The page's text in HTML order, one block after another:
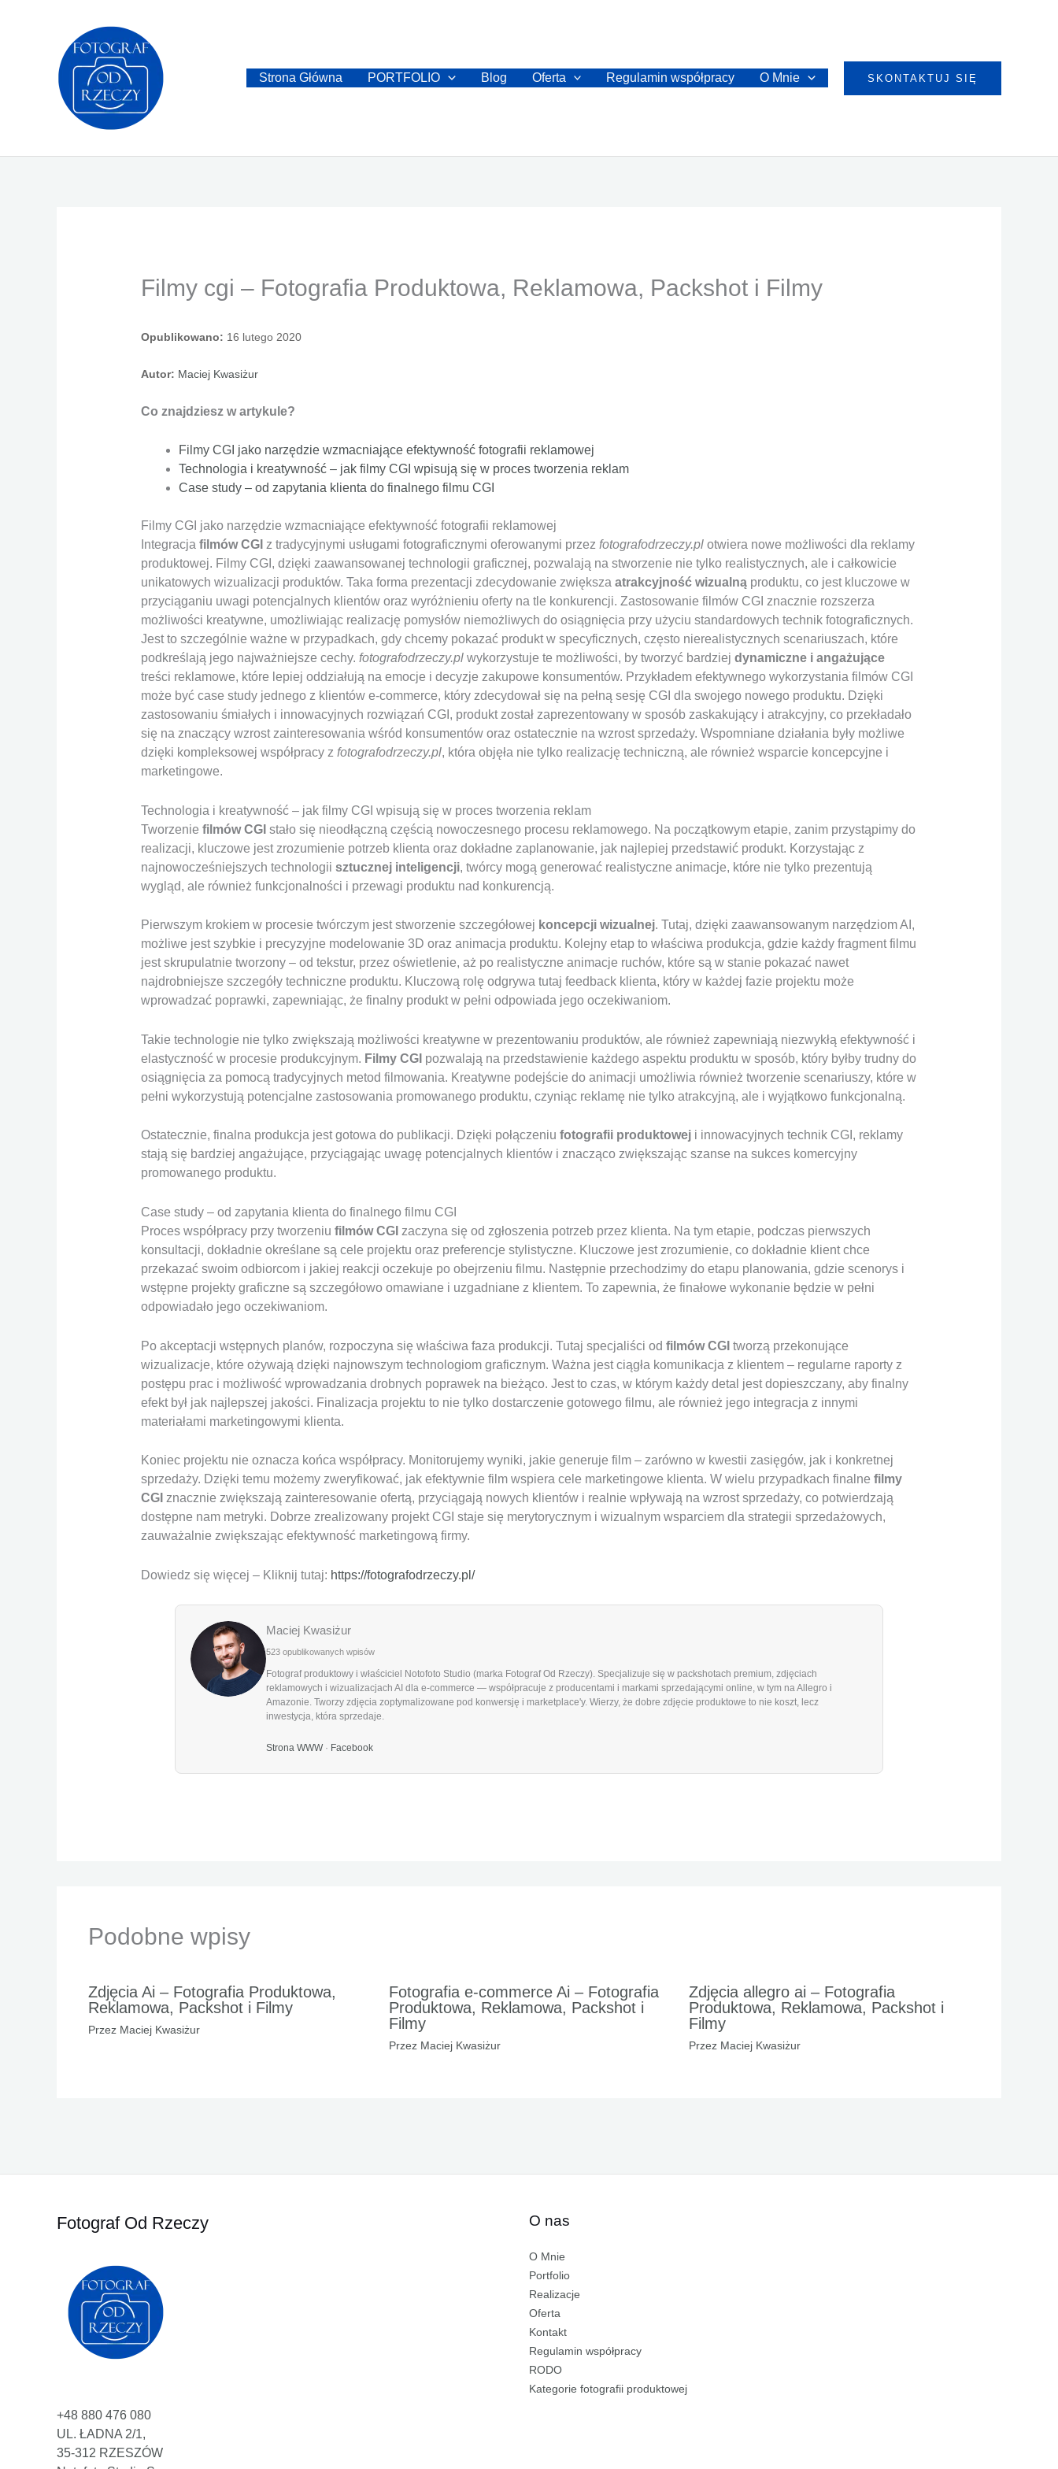
Strona Główna PORTFOLIO Blog Oferta Regulamin współpracy O Mnie SKONTAKTUJ SIĘ
Filmy cgi – Fotografia Produktowa, Reklamowa, Packshot i Filmy
Opublikowano: 16 lutego 2020
Autor: Maciej Kwasiżur
Co znajdziesz w artykule?
Filmy CGI jako narzędzie wzmacniające efektywność fotografii reklamowej
Technologia i kreatywność – jak filmy CGI wpisują się w proces tworzenia reklam
Case study – od zapytania klienta do finalnego filmu CGI
Filmy CGI jako narzędzie wzmacniające efektywność fotografii reklamowej
Integracja filmów CGI z tradycyjnymi usługami fotograficznymi oferowanymi przez fotografodrzeczy.plotwiera nowe możliwości dla reklamy
produktowej. Filmy CGI, dzięki zaawansowanej technologii graficznej, pozwalają na stworzenie nie tylko realistycznych, ale i całkowicie
unikatowych wizualizacji produktów. Taka forma prezentacji zdecydowanie zwiększa atrakcyjność wizualnąproduktu, co jest kluczowe w
przyciąganiu uwagi potencjalnych klientów oraz wyróżnieniu oferty na tle konkurencji. Zastosowanie filmów CGI znacznie rozszerza
możliwości kreatywne, umożliwiając realizację pomysłów niemożliwych do osiągnięcia przy użyciu standardowych technik fotograficznych.
Jest to szczególnie ważne w przypadkach, gdy chcemy pokazać produkt w specyficznych, często nierealistycznych scenariuszach, które
podkreślają jego najważniejsze cechy. fotografodrzeczy.plwykorzystuje te możliwości, by tworzyć bardziej dynamiczne i angażujące
treści reklamowe, które lepiej oddziałują na emocje i decyzje zakupowe konsumentów. Przykładem efektywnego wykorzystania filmów CGI
może być case study jednego z klientów e-commerce, który zdecydował się na pełną sesję CGI dla swojego nowego produktu. Dzięki
zastosowaniu śmiałych i innowacyjnych rozwiązań CGI, produkt został zaprezentowany w sposób zaskakujący i atrakcyjny, co przekładało
się na znaczący wzrost zainteresowania wśród konsumentów oraz ostatecznie na wzrost sprzedaży. Wspomniane działania były możliwe
dzięki kompleksowej współpracy z fotografodrzeczy.pl, która objęła nie tylko realizację techniczną, ale również wsparcie koncepcyjne i
marketingowe.
Technologia i kreatywność – jak filmy CGI wpisują się w proces tworzenia reklam
Tworzenie filmów CGI stało się nieodłączną częścią nowoczesnego procesu reklamowego. Na początkowym etapie, zanim przystąpimy do
realizacji, kluczowe jest zrozumienie potrzeb klienta oraz dokładne zaplanowanie, jak najlepiej przedstawić produkt. Korzystając z
najnowocześniejszych technologii sztucznej inteligencji, twórcy mogą generować realistyczne animacje, które nie tylko prezentują
wygląd, ale również funkcjonalności i przewagi produktu nad konkurencją.
Pierwszym krokiem w procesie twórczym jest stworzenie szczegółowej koncepcji wizualnej. Tutaj, dzięki zaawansowanym narzędziom AI,
możliwe jest szybkie i precyzyjne modelowanie 3D oraz animacja produktu. Kolejny etap to właściwa produkcja, gdzie każdy fragment filmu
jest skrupulatnie tworzony – od tekstur, przez oświetlenie, aż po realistyczne animacje ruchów, które są w stanie pokazać nawet
najdrobniejsze szczegóły techniczne produktu. Kluczową rolę odgrywa tutaj feedback klienta, który w każdej fazie projektu może
wprowadzać poprawki, zapewniając, że finalny produkt w pełni odpowiada jego oczekiwaniom.
Takie technologie nie tylko zwiększają możliwości kreatywne w prezentowaniu produktów, ale również zapewniają niezwykłą efektywność i
elastyczność w procesie produkcyjnym. Filmy CGI pozwalają na przedstawienie każdego aspektu produktu w sposób, który byłby trudny do
osiągnięcia za pomocą tradycyjnych metod filmowania. Kreatywne podejście do animacji umożliwia również tworzenie scenariuszy, które w
pełni wykorzystują potencjalne zastosowania promowanego produktu, czyniąc reklamę nie tylko atrakcyjną, ale i wyjątkowo funkcjonalną.
Ostatecznie, finalna produkcja jest gotowa do publikacji. Dzięki połączeniu fotografii produktoweji innowacyjnych technik CGI, reklamy
stają się bardziej angażujące, przyciągając uwagę potencjalnych klientów i znacząco zwiększając szanse na sukces komercyjny
promowanego produktu.
Case study – od zapytania klienta do finalnego filmu CGI
Proces współpracy przy tworzeniu filmów CGI zaczyna się od zgłoszenia potrzeb przez klienta. Na tym etapie, podczas pierwszych
konsultacji, dokładnie określane są cele projektu oraz preferencje stylistyczne. Kluczowe jest zrozumienie, co dokładnie klient chce
przekazać swoim odbiorcom i jakiej reakcji oczekuje po obejrzeniu filmu. Następnie przechodzimy do etapu planowania, gdzie scenorys i
wstępne projekty graficzne są szczegółowo omawiane i uzgadniane z klientem. To zapewnia, że finałowe wykonanie będzie w pełni
odpowiadało jego oczekiwaniom.
Po akceptacji wstępnych planów, rozpoczyna się właściwa faza produkcji. Tutaj specjaliści od filmów CGI tworzą przekonujące
wizualizacje, które ożywają dzięki najnowszym technologiom graficznym. Ważna jest ciągła komunikacja z klientem – regularne raporty z
postępu prac i możliwość wprowadzania drobnych poprawek na bieżąco. Jest to czas, w którym każdy detal jest dopieszczany, aby finalny
efekt był jak najlepszej jakości. Finalizacja projektu to nie tylko dostarczenie gotowego filmu, ale również jego integracja z innymi
materiałami marketingowymi klienta.
Koniec projektu nie oznacza końca współpracy. Monitorujemy wyniki, jakie generuje film – zarówno w kwestii zasięgów, jak i konkretnej
sprzedaży. Dzięki temu możemy zweryfikować, jak efektywnie film wspiera cele marketingowe klienta. W wielu przypadkach finalne filmy
CGI znacznie zwiększają zainteresowanie ofertą, przyciągają nowych klientów i realnie wpływają na wzrost sprzedaży, co potwierdzają
dostępne nam metryki. Dobrze zrealizowany projekt CGI staje się merytorycznym i wizualnym wsparciem dla strategii sprzedażowych,
zauważalnie zwiększając efektywność marketingową firmy.
Dowiedz się więcej – Kliknij tutaj: https://fotografodrzeczy.pl/
Maciej Kwasiżur
523 opublikowanych wpisów
Fotograf produktowy i właściciel Notofoto Studio (marka Fotograf Od Rzeczy). Specjalizuje się w packshotach premium, zdjęciach
reklamowych i wizualizacjach AI dla e-commerce — współpracuje z producentami i markami sprzedającymi online, w tym na Allegro i
Amazonie. Tworzy zdjęcia zoptymalizowane pod konwersję i marketplace'y. Wierzy, że dobre zdjęcie produktowe to nie koszt, lecz
inwestycja, która sprzedaje.
Strona WWW · Facebook
Podobne wpisy
Zdjęcia Ai – Fotografia Produktowa,
Reklamowa, Packshot i Filmy
Przez Maciej Kwasiżur
Fotografia e-commerce Ai – Fotografia
Produktowa, Reklamowa, Packshot i
Filmy
Przez Maciej Kwasiżur
Zdjęcia allegro ai – Fotografia
Produktowa, Reklamowa, Packshot i
Filmy
Przez Maciej Kwasiżur
Fotograf Od Rzeczy
+48 880 476 080
UL. ŁADNA 2/1,
35-312 RZESZÓW
O nas
O Mnie
Portfolio
Realizacje
Oferta
Kontakt
Regulamin współpracy
RODO
Kategorie fotografii produktowej